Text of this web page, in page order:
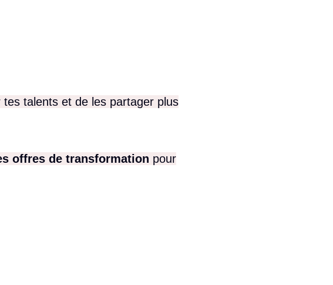
talents et de les partager plus
offres de transformation pour